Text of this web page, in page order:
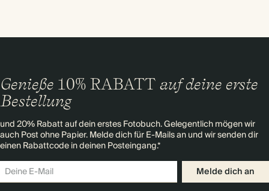
Genieße 10% RABATT auf deine erste
Bestellung
und 20% Rabatt auf dein erstes Fotobuch. Gelegentlich mögen wir
auch Post ohne Papier. Melde dich für E-Mails an und wir senden dir
einen Rabattcode in deinen Posteingang.*
Melde dich an